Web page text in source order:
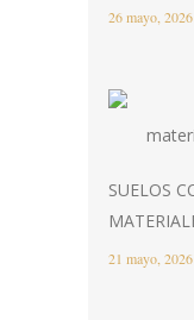
26 mayo, 2026
SUELOS
21 mayo, 2026